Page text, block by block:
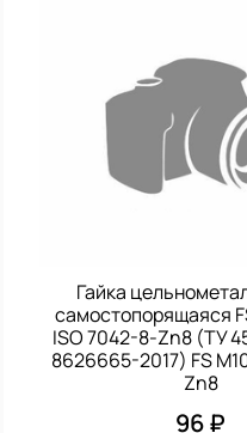
Гайка
самостопорящаяся
ISO 7042-8-Zn8 (ТУ
8626665-2017) FS
Zn8
96 ₽